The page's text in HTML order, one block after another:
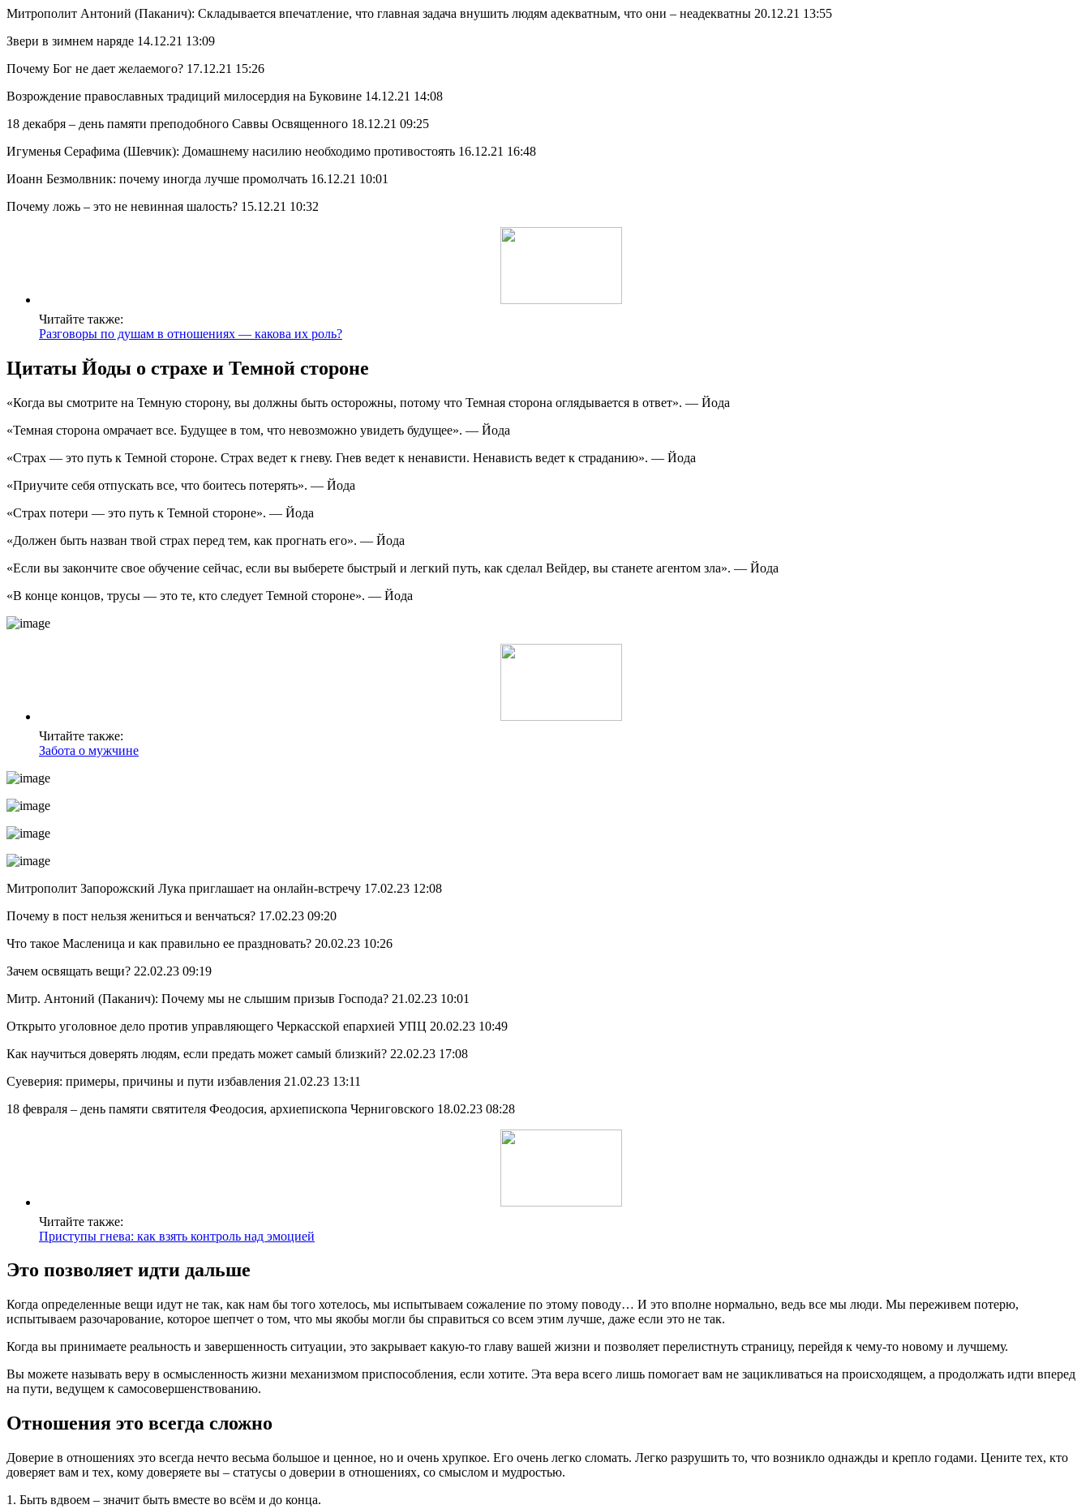
Митрополит Антоний (Паканич): Складывается впечатление, что главная задача внушить людям адекватным, что они – неадекватны 20.12.21 13:55
Звери в зимнем наряде 14.12.21 13:09
Почему Бог не дает желаемого? 17.12.21 15:26
Возрождение православных традиций милосердия на Буковине 14.12.21 14:08
18 декабря – день памяти пре­по­доб­ного Сав­вы Освя­щен­ного 18.12.21 09:25
Игуменья Серафима (Шевчик): Домашнему насилию необходимо противостоять 16.12.21 16:48
Иоанн Безмолвник: почему иногда лучше промолчать 16.12.21 10:01
Почему ложь – это не невинная шалость? 15.12.21 10:32
Читайте также:
Разговоры по душам в отношениях — какова их роль?
Цитаты Йоды о страхе и Темной стороне
«Когда вы смотрите на Темную сторону, вы должны быть осторожны, потому что Темная сторона оглядывается в ответ». — Йода
«Темная сторона омрачает все. Будущее в том, что невозможно увидеть будущее». — Йода
«Страх — это путь к Темной стороне. Страх ведет к гневу. Гнев ведет к ненависти. Ненависть ведет к страданию». — Йода
«Приучите себя отпускать все, что боитесь потерять». — Йода
«Страх потери — это путь к Темной стороне». — Йода
«Должен быть назван твой страх перед тем, как прогнать его». — Йода
«Если вы закончите свое обучение сейчас, если вы выберете быстрый и легкий путь, как сделал Вейдер, вы станете агентом зла». — Йода
«В конце концов, трусы — это те, кто следует Темной стороне». — Йода
Читайте также:
Забота о мужчине
Митрополит Запорожский Лука приглашает на онлайн-встречу 17.02.23 12:08
Почему в пост нельзя жениться и венчаться? 17.02.23 09:20
Что такое Масленица и как правильно ее праздновать? 20.02.23 10:26
Зачем освящать вещи? 22.02.23 09:19
Митр. Антоний (Паканич): Почему мы не слышим призыв Господа? 21.02.23 10:01
Открыто уголовное дело против управляющего Черкасской епархией УПЦ 20.02.23 10:49
Как научиться доверять людям, если предать может самый близкий? 22.02.23 17:08
Суеверия: примеры, причины и пути избавления 21.02.23 13:11
18 февраля – день памяти святителя Феодосия, архиепископа Черниговского 18.02.23 08:28
Читайте также:
Приступы гнева: как взять контроль над эмоцией
Это позволяет идти дальше
Когда определенные вещи идут не так, как нам бы того хотелось, мы испытываем сожаление по этому поводу… И это вполне нормально, ведь все мы люди. Мы переживем потерю,
испытываем разочарование, которое шепчет о том, что мы якобы могли бы справиться со всем этим лучше, даже если это не так.
Когда вы принимаете реальность и завершенность ситуации, это закрывает какую-то главу вашей жизни и позволяет перелистнуть страницу, перейдя к чему-то новому и лучшему.
Вы можете называть веру в осмысленность жизни механизмом приспособления, если хотите. Эта вера всего лишь помогает вам не зацикливаться на происходящем, а продолжать идти вперед
на пути, ведущем к самосовершенствованию.
Отношения это всегда сложно
Доверие в отношениях это всегда нечто весьма большое и ценное, но и очень хрупкое. Его очень легко сломать. Легко разрушить то, что возникло однажды и крепло годами. Цените тех, кто
доверяет вам и тех, кому доверяете вы – статусы о доверии в отношениях, со смыслом и мудростью.
1. Быть вдвоем – значит быть вместе во всём и до конца.